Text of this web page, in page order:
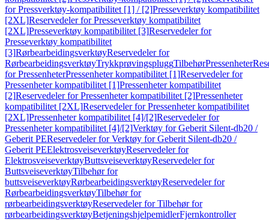
for Pressverktøy-kompatibilitet [1] / [2]Presseverktøy kompatibilitet
[2XL]Reservedeler for Presseverktøy kompatibilitet
[2XL]Presseverktøy kompatibilitet [3]Reservedeler for
Presseverktøy kompatibilitet
[3]RørbearbeidingsverktøyReservedeler for
RørbearbeidingsverktøyTrykkprøvingspluggTilbehørPressenheter
for PressenheterPressenheter kompatibilitet [1]Reservedeler for
Pressenheter kompatibilitet [1]Pressenheter kompatibilitet
[2]Reservedeler for Pressenheter kompatibilitet [2]Pressenheter
kompatibilitet [2XL]Reservedeler for Pressenheter kompatibilitet
[2XL]Pressenheter kompatibilitet [4]/[2]Reservedeler for
Pressenheter kompatibilitet [4]/[2]Verktøy for Geberit Silent-db20 /
Geberit PEReservedeler for Verktøy for Geberit Silent-db20 /
Geberit PEElektrosveiseverktøyReservedeler for
ElektrosveiseverktøyButtsveiseverktøyReservedeler for
ButtsveiseverktøyTilbehør for
buttsveiseverktøyRørbearbeidingsverktøyReservedeler for
RørbearbeidingsverktøyTilbehør for
rørbearbeidingsverktøyReservedeler for Tilbehør for
rørbearbeidingsverktøyBetjeningshjelpemidlerFjernkontroller